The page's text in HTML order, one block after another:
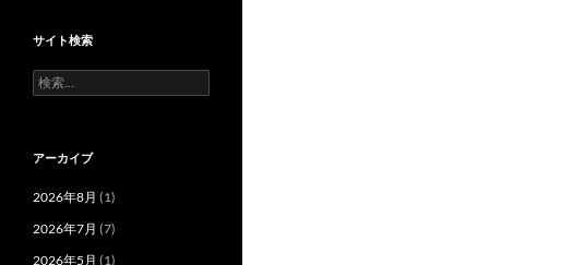
サイト検索
検
索:
アーカイブ
2026年8月 (1)
2026年7月 (7)
2026年5月 (1)